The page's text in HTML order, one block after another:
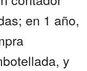
en 1 año,
y